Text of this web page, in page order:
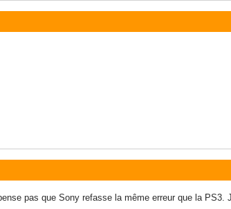
pas que Sony refasse la même erreur que la